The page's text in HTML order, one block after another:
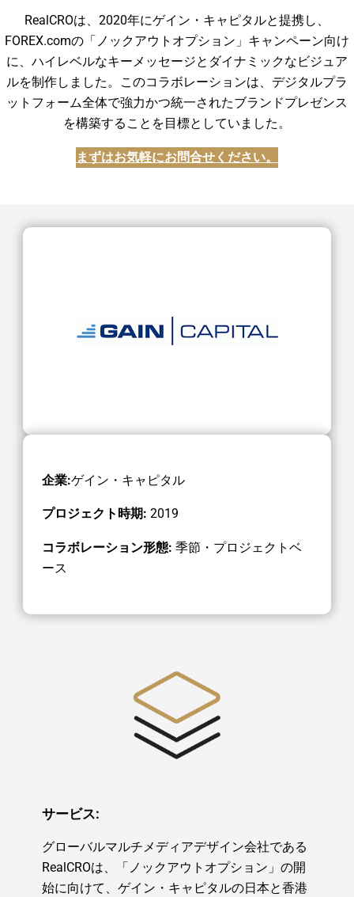
RealCROは、2020年にゲイン・キャピタルと提携し、
FOREX.comの「ノックアウトオプション」 キャンペーン向け
に、ハイレベルなキーメッセージとダイナミックなビジュア
ルを制作しました。
このコラボレーションは、デジタルプラ
ットフォーム全体で強力かつ統一されたブランドプレゼンス
を構築することを目標としていました。
まずはお気軽にお問合せください。
企業:ゲイン・キャピタル
プロジェクト時期: 2019
コラボレーション形態: 季節・プロジェクトベ
ース
サービス:
グローバルマルチメディアデザイン会社である
RealCROは、「ノックアウトオプション」の開
始に向けて、ゲイン・キャピタルの日本と香港